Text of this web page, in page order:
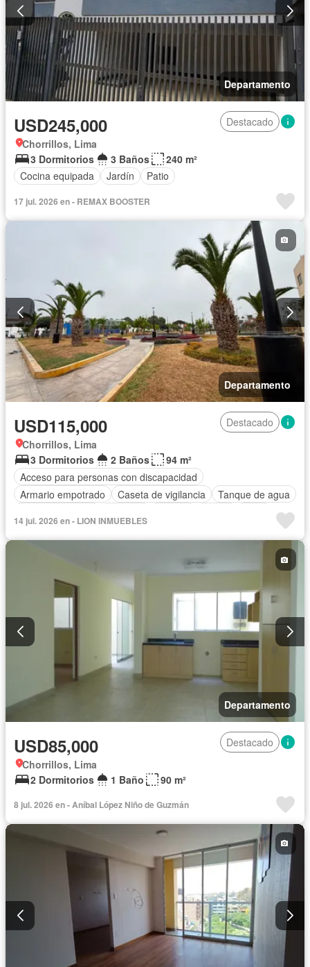
Departamento
USD245,000
Destacado
Chorrillos, Lima
3 Dormitorios
3 Baños
240 m²
Cocina equipada
Jardín Patio
17 jul. 2026 en - REMAX BOOSTER
Departamento
USD115,000
Destacado
Chorrillos, Lima
3 Dormitorios
2 Baños
94 m²
Acceso para personas con discapacidad
Armario empotrado
Caseta de vigilancia
Tanque de agua
Seguridad
Vista panorámica
14 jul. 2026 en - LION INMUEBLES
Departamento
USD85,000
Destacado
Chorrillos, Lima
2 Dormitorios
1 Baño 90 m²
8 jul. 2026 en - Aníbal López Niño de Guzmán